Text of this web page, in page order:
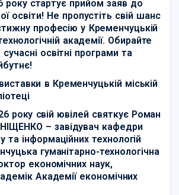
року стартує прийом заяв до
освіти! Не пропустіть свій шанс
професію у Кременчуцькій
академії. Обирайте
сучасні освітні програми та
в Кременчуцькій міській
року свій ювілей святкує Роман
– завідувач кафедри
інформаційних технологій
гуманітарно-технологічна
економічних наук,
Академії економічних